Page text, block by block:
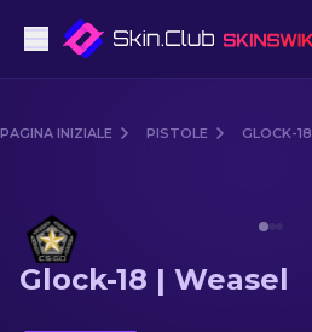
Fucile
Fucile di precisione
PAGINA INIZIALE PISTOLE GLOCK-18
Glock-18 | Weasel